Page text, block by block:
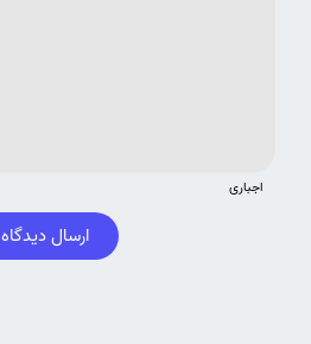
اجباری
ارسال دیدگاه